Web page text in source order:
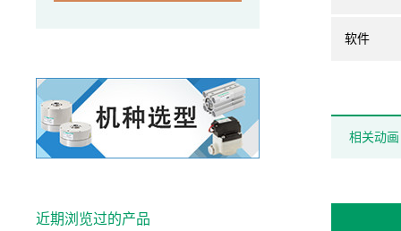
软件
相关动画
近期浏览过的产品